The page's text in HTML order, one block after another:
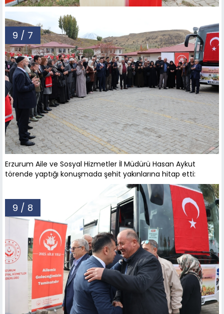
9 / 7
Erzurum Aile ve Sosyal Hizmetler İl Müdürü Hasan Aykut
törende yaptığı konuşmada şehit yakınlarına hitap etti:
9 / 8